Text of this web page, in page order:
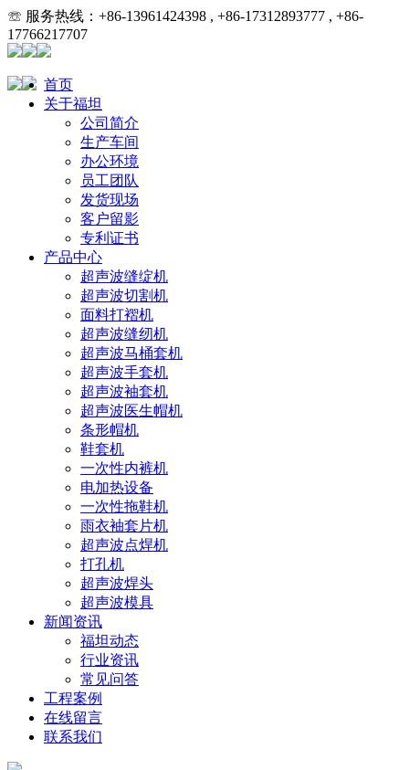
☏ 服务热线：+86-13961424398 , +86-17312893777 , +86-
17766217707
首页
关于福坦
公司简介
生产车间
办公环境
员工团队
发货现场
客户留影
专利证书
产品中心
超声波缝绽机
超声波切割机
面料打褶机
超声波缝纫机
超声波马桶套机
超声波手套机
超声波袖套机
超声波医生帽机
条形帽机
鞋套机
一次性内裤机
电加热设备
一次性拖鞋机
雨衣袖套片机
超声波点焊机
打孔机
超声波焊头
超声波模具
新闻资讯
福坦动态
行业资讯
常见问答
工程案例
在线留言
联系我们